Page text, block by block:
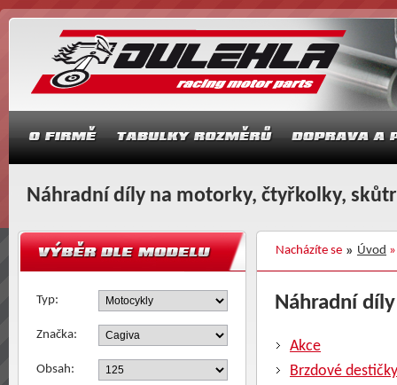
Náhradní díly na motorky, čtyřkolky,
Nacházíte se Úvod
Typ:
Značka:
Obsah:
Náhradní
Akce
Brzdové destičky